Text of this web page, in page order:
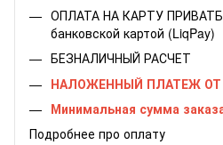
ОПЛАТА НА КАРТУ
банковской картой (LiqPay)
БЕЗНАЛИЧНЫЙ РАСЧЕТ
НАЛОЖЕННЫЙ ПЛАТЕЖ ОТ
Минимальная сумма
Подробнее про оплату